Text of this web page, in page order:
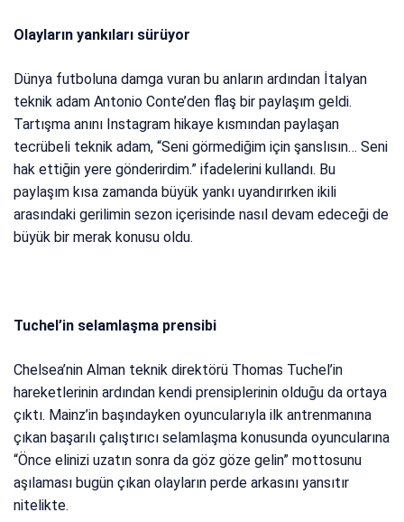
Olayların yankıları sürüyor
Dünya futboluna damga vuran bu anların ardından İtalyan
teknik adam Antonio Conte’den flaş bir paylaşım geldi.
Tartışma anını Instagram hikaye kısmından paylaşan
tecrübeli teknik adam, “Seni görmediğim için şanslısın… Seni
hak ettiğin yere gönderirdim.” ifadelerini kullandı. Bu
paylaşım kısa zamanda büyük yankı uyandırırken ikili
arasındaki gerilimin sezon içerisinde nasıl devam edeceği de
büyük bir merak konusu oldu.
Tuchel’in selamlaşma prensibi
Chelsea’nin Alman teknik direktörü Thomas Tuchel’in
hareketlerinin ardından kendi prensiplerinin olduğu da ortaya
çıktı. Mainz’in başındayken oyuncularıyla ilk antrenmanına
çıkan başarılı çalıştırıcı selamlaşma konusunda oyuncularına
“Önce elinizi uzatın sonra da göz göze gelin” mottosunu
aşılaması bugün çıkan olayların perde arkasını yansıtır
nitelikte.